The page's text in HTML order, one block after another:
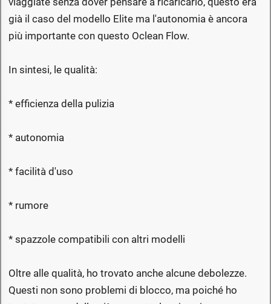
già il caso del modello Elite ma l'autonomia è ancora
più importante con questo Oclean Flow.
In sintesi, le qualità:
* efficienza della pulizia
* autonomia
* facilità d'uso
* rumore
* spazzole compatibili con altri modelli
Oltre alle qualità, ho trovato anche alcune debolezze.
Questi non sono problemi di blocco, ma poiché ho